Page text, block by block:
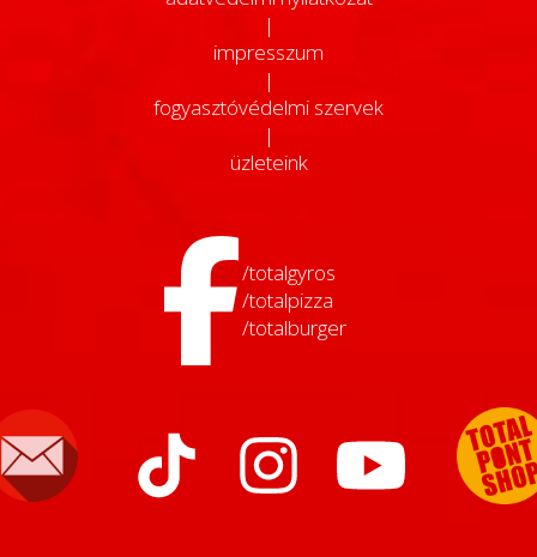
|
impresszum
|
fogyasztóvédelmi szervek
|
üzleteink
/totalgyros
/totalpizza
/totalburger